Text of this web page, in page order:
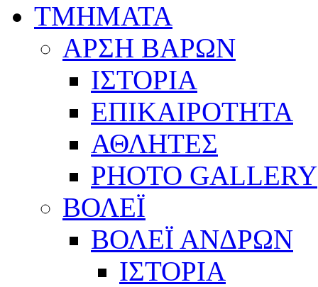
ΤΜΗΜΑΤΑ
ΑΡΣΗ ΒΑΡΩΝ
ΙΣΤΟΡΙΑ
ΕΠΙΚΑΙΡΟΤΗΤΑ
ΑΘΛΗΤΕΣ
PHOTO GALLERY
ΒΟΛΕΪ
ΒΟΛΕΪ ΑΝΔΡΩΝ
ΙΣΤΟΡΙΑ